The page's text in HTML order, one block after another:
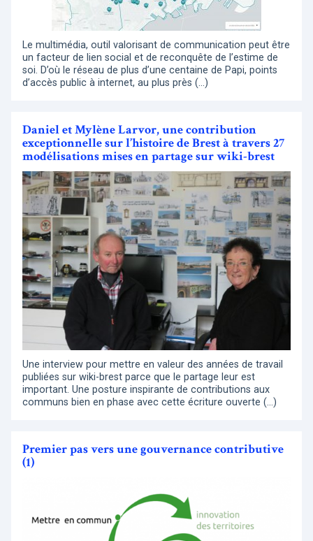
Le multimédia, outil valorisant de communication peut être
un facteur de lien social et de reconquête de l’estime de
soi. D’où le réseau de plus d’une centaine de Papi, points
d’accès public à internet, au plus près (…)
Daniel et Mylène Larvor, une contribution
exceptionnelle sur l’histoire de Brest à travers 27
modélisations mises en partage sur wiki-brest
Une interview pour mettre en valeur des années de travail
publiées sur wiki-brest parce que le partage leur est
important. Une posture inspirante de contributions aux
communs bien en phase avec cette écriture ouverte (…)
Premier pas vers une gouvernance contributive
(1)